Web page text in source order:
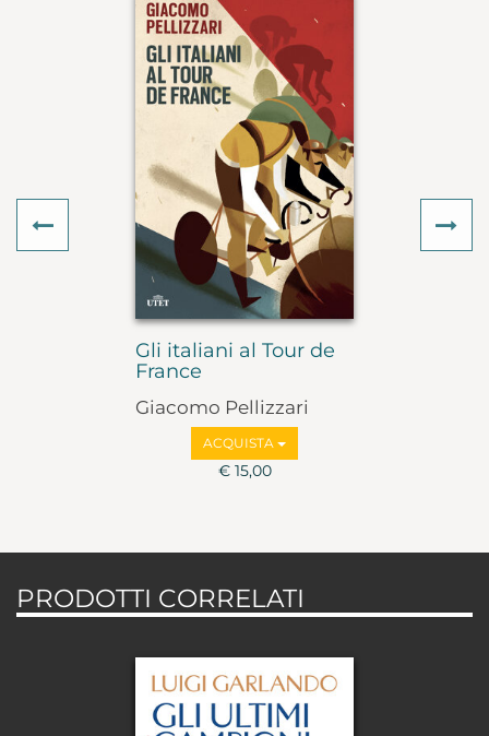
Gli italiani al Tour de
France
Giacomo Pellizzari
ACQUISTA
€ 15,00
Previous
PRODOTTI CORRELATI